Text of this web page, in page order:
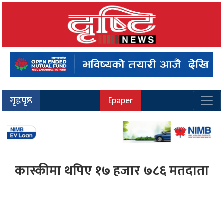
गृहपृष्ठ Epaper
कास्कीमा थपिए १७ हजार ७८६ मतदाता